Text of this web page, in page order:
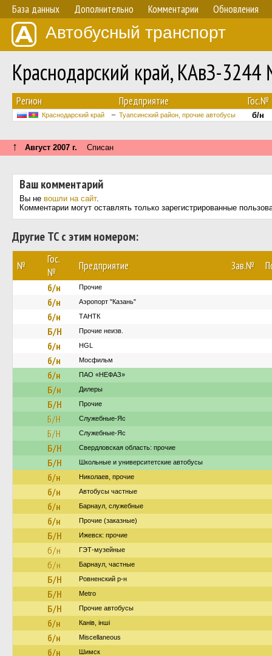
База данных Дополнительно Комментарии Обновления
Автобусный транспорт
Краснодарский край, КАвЗ-
Регион Предприятие Гос.№
Краснодарский край Туапсинский район, прочие автобусы б/н
↑ Август 2007 г. Списан
Ваш комментарий
Вы не вошли на сайт.
Комментарии могут оставлять только зарегистрированные
Другие ТС с этим номером:
№
Гос.
№
Предприятие Зав.№
б/н Прочие
б/н Аэропорт "Казань"
б/н ТАНТК
Б/Н Прочие неизв.
б/н HGL
б/н Мосфильм
б/н ПАО «НЕФАЗ»
Б/н Дилеры
Б/Н Прочие
Б/Н Служебные-Яс
Б/Н Служебные-Яс
Б/Н Свердловская область: прочие
Б/Н Школьные и университетские автобусы
б/н Николаев, прочие
б/н Автобусы частные
б/н Барнаул, служебные
б/н Прочие (заказные)
Б/Н Ижевск: прочие
б/н ГЭТ-музейные
б/н Барнаул, частные
Б/Н Ровненский р-н
Б/Н Metro
Б/Н Прочие автобусы
б/н Канів, інші
б/н Miscellaneous
б/н Шимск